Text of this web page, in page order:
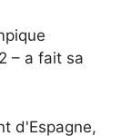
– a fait sa
d'Espagne,